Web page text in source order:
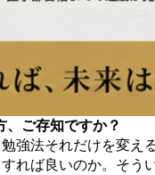
、ご存知ですか？
強法それだけを変
れば良いのか。そ